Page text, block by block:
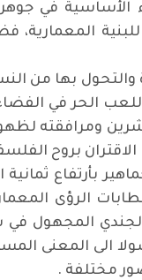
في
والتحول بها من
الحر في
ومرافقته
بروح
بأرتفاع
الرؤى
الجندي
الى المعنى
مختلفة .